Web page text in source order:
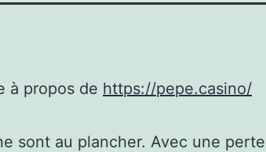
à propos de https://pepe.casino/
sont au plancher. Avec une